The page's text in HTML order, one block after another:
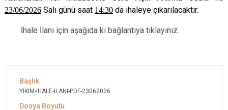
23/06/2026 Salı günü saat 14:30 da ihaleye çıkarılacaktır.
İhale İlanı için aşağıda ki bağlantıya tıklayınız.
YIKIM-IHALE-ILANI-PDF-23062026